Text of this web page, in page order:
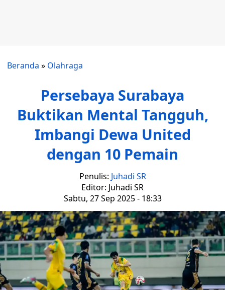
Beranda » Olahraga
Persebaya Surabaya
Buktikan Mental Tangguh,
Imbangi Dewa United
dengan 10 Pemain
Penulis: Juhadi SR
Editor: Juhadi SR
Sabtu, 27 Sep 2025 - 18:33